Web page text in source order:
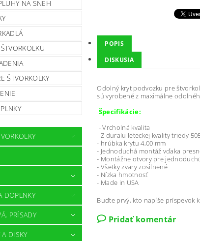
NA SNEH
ŠTVORKOLKY
DOPLNKY
PRÍSADY
A DISKY
POPIS
DISKUSIA
Odolný kryt podvozku pre
sú vyrobené z maximálne
Špecifikácie:
- Vrcholná kvalita
- Z duralu leteckej kvality triedy
- hrúbka krytu 4,00 mm
- Jednoduchá montáž vďaka
- Montážne otvory pre
- Všetky zvary zosilnené
- Nízka hmotnosť
- Made in USA
Buďte prvý, kto napíše príspevok
Pridať komentár